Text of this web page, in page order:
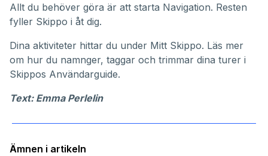
Allt du behöver göra är att starta Navigation. Resten
fyller Skippo i åt dig.
Dina aktiviteter hittar du under Mitt Skippo. Läs mer
om hur du namnger, taggar och trimmar dina turer i
Skippos Användarguide.
Text: Emma Perlelin
Ämnen i artikeln